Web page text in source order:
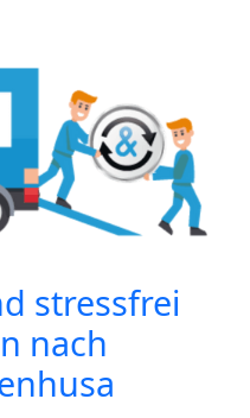
stressfrei
nach